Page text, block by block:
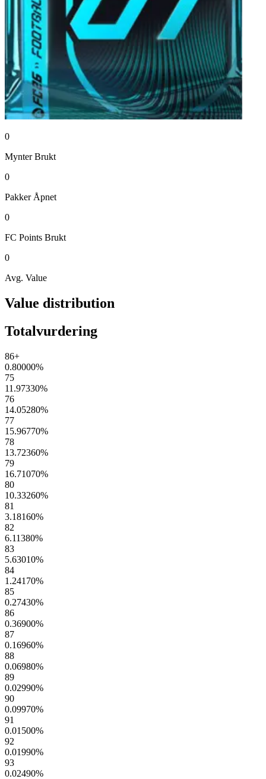
0
Mynter Brukt
0
Pakker Åpnet
0
FC Points Brukt
0
Avg. Value
Value distribution
Totalvurdering
86+
0.80000%
75
11.97330%
76
14.05280%
77
15.96770%
78
13.72360%
79
16.71070%
80
10.33260%
81
3.18160%
82
6.11380%
83
5.63010%
84
1.24170%
85
0.27430%
86
0.36900%
87
0.16960%
88
0.06980%
89
0.02990%
90
0.09970%
91
0.01500%
92
0.01990%
93
0.02490%